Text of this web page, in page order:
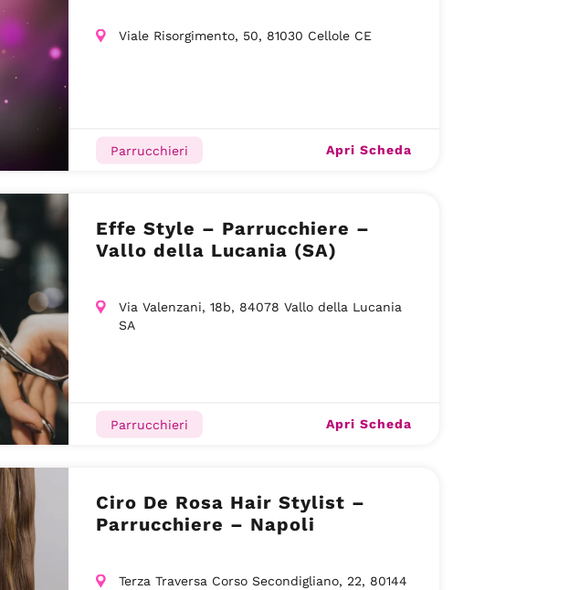
Viale Risorgimento, 50, 81030 Cellole CE
Parrucchieri Apri Scheda
Effe Style – Parrucchiere –
Vallo della Lucania (SA)
Via Valenzani, 18b, 84078 Vallo della Lucania
SA
Parrucchieri Apri Scheda
Ciro De Rosa Hair Stylist –
Parrucchiere – Napoli
Terza Traversa Corso Secondigliano, 22, 80144